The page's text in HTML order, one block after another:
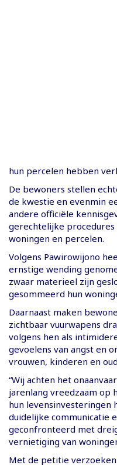
hun percelen hebben
De bewoners stellen
de kwestie en evenmin
andere officiële
gerechtelijke
woningen en percelen.
Volgens Pawirowijono
ernstige wending
zwaar materieel zijn
gesommeerd hun
Daarnaast maken
zichtbaar vuurwapens
volgens hen als
gevoelens van angst en
vrouwen, kinderen en
“Wij achten het
jarenlang vreedzaam op
hun levensinvesteringen
duidelijke communicatie
geconfronteerd met
vernietiging van
Met de petitie